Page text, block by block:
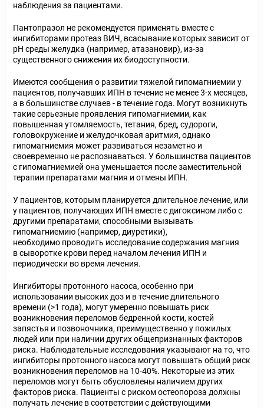
наблюдения за пациентами.
Пантопразол не рекомендуется применять вместе с
ингибиторами протеаз ВИЧ, всасывание которых зависит от
pH среды желудка (например, атазановир), из-за
существенного снижения их биодоступности.
Имеются сообщения о развитии тяжелой гипомагниемии у
пациентов, получавших ИПН в течение не менее 3-х месяцев,
а в большинстве случаев - в течение года. Могут возникнуть
такие серьезные проявления гипомагниемии, как
повышенная утомляемость, тетания, бред, судороги,
головокружение и желудочковая аритмия, однако
гипомагниемия может развиваться незаметно и
своевременно не распознаваться. У большинства пациентов
с гипомагниемией она уменьшается после заместительной
терапии препаратами магния и отмены ИПН.
У пациентов, которым планируется длительное лечение, или
у пациентов, получающих ИПН вместе с дигоксином либо с
другими препаратами, способными вызывать
гипомагниемию (например, диуретики),
необходимо проводить исследование содержания магния
в сыворотке крови перед началом лечения ИПН и
периодически во время лечения.
Ингибиторы протонного насоса, особенно при
использовании высоких доз и в течение длительного
времени (>1 года), могут умеренно повышать риск
возникновения переломов бедренной кости, костей
запястья и позвоночника, преимущественно у пожилых
людей или при наличии других общепризнанных факторов
риска. Наблюдательные исследования указывают на то, что
ингибиторы протонного насоса могут повышать общий риск
возникновения переломов на 10-40%. Некоторые из этих
переломов могут быть обусловлены наличием других
факторов риска. Пациенты с риском остеопороза должны
получать лечение в соответствии с действующими